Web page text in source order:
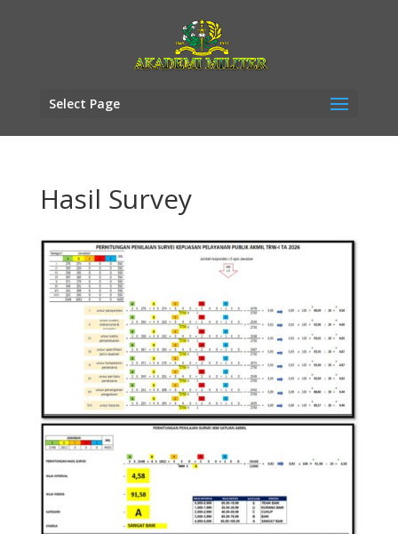
Select Page
Hasil Survey